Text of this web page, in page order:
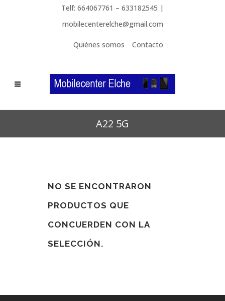
Telf: 664067761 – 633182545 |
mobilecenterelche@gmail.com
Quiénes somos Contacto
A22 5G
NO SE ENCONTRARON
PRODUCTOS QUE
CONCUERDEN CON LA
SELECCIÓN.